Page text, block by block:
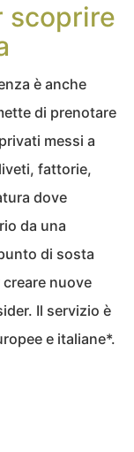
scoprire
è anche
di prenotare
messi a
fattorie,
dove
da una
di sosta
nuove
Il servizio è
e italiane*.